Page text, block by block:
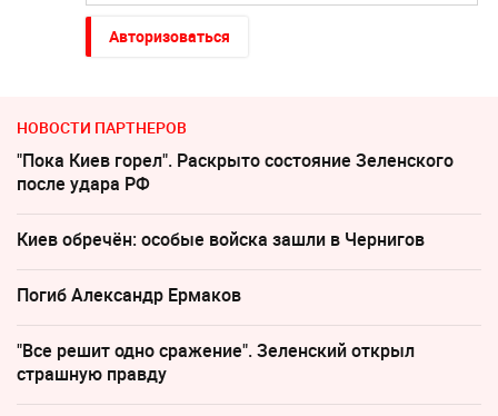
Авторизоваться
НОВОСТИ ПАРТНЕРОВ
"Пока Киев горел". Раскрыто состояние Зеленского
после удара РФ
Киев обречён: особые войска зашли в Чернигов
Погиб Александр Ермаков
"Все решит одно сражение". Зеленский открыл
страшную правду